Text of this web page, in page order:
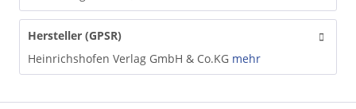
Hersteller (GPSR)
Heinrichshofen Verlag GmbH & Co.KG mehr